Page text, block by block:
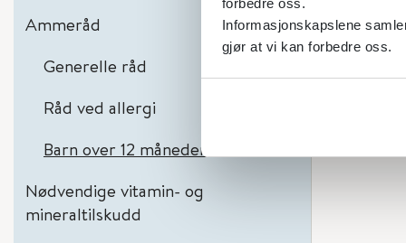
Informasjonskapslene
gjør at vi kan forbedre oss.
Ammeråd
Generelle råd
Råd ved allergi
Barn over 12 måneder
Nødvendige vitamin- og
mineraltilskudd